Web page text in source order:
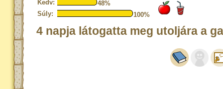
Kedv:
48%
Súly:
100%
4 napja látogatta meg utoljára a